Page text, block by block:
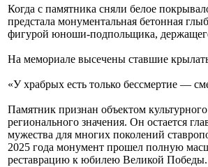
Когда с памятника сняли белое
предстала монументальная бетонная
фигурой юноши-подпольщика,
На мемориале высечены ставшие
«У храбрых есть только бессмертие —
Памятник признан объектом
регионального значения. Он остается
мужества для многих поколений
2025 года монумент прошел полную
реставрацию к юбилею Великой Победы.